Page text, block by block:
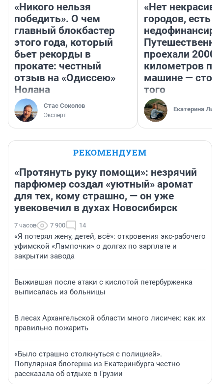
«Никого нельзя
победить». О чем
главный блокбастер
этого года, который
бьет рекорды в
прокате: честный
отзыв на «Одиссею»
Нолана
Стас Соколов
Эксперт
«Нет
городов, есть
проехали 2000
километров по
машине —
того
Екатерина
РЕКОМЕНДУЕМ
«Протянуть руку помощи»: незрячий
парфюмер создал «уютный» аромат
для тех, кому страшно, — он уже
увековечил в духах Новосибирск
7 часов 7 900 14
«Я потерял жену, детей, всё»: откровения экс-рабочего
уфимской «Лампочки» о долгах по зарплате и
закрытии завода
Выжившая после атаки с кислотой петербурженка
выписалась из больницы
В лесах Архангельской области много лисичек: как их
правильно пожарить
«Было страшно столкнуться с полицией».
Популярная блогерша из Екатеринбурга честно
рассказала об отдыхе в Грузии